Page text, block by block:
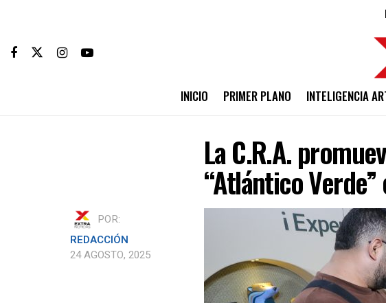
INICIO PRIMER PLANO INTELIGENCIA
La C.R.A.
“Atlántico
POR:
REDACCIÓN
24 AGOSTO, 2025